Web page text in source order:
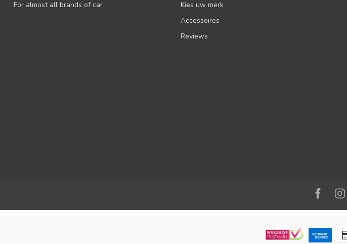
For almost all brands of car
Kies uw merk
Accessoires
Reviews